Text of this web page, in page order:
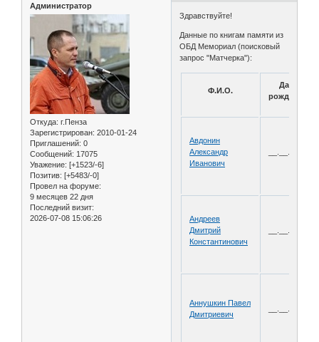
Администратор
Откуда: г.Пенза
Зарегистрирован: 2010-01-24
Приглашений: 0
Сообщений: 17075
Уважение: [+1523/-6]
Позитив: [+5483/-0]
Провел на форуме:
9 месяцев 22 дня
Последний визит:
2026-07-08 15:06:26
Здравствуйте!
Данные по книгам памяти из
ОБД Мемориал (поисковый
запрос "Матчерка"):
Ф.И.О.
Дата
рождения
Авдонин
Александр
Иванович
Андреев
Дмитрий
Константинович
Аннушкин Павел
Дмитриевич